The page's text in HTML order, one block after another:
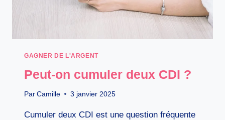
GAGNER DE L'ARGENT
Peut-on cumuler deux CDI ?
Par Camille 3 janvier 2025
Cumuler deux CDI est une question fréquente